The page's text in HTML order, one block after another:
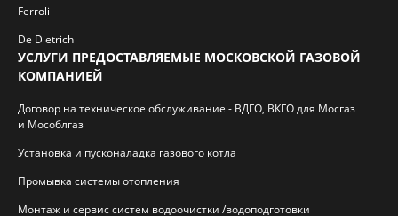
Ferroli
De Dietrich
УСЛУГИ ПРЕДОСТАВЛЯЕМЫЕ МОСКОВСКОЙ ГАЗОВОЙ
КОМПАНИЕЙ
Договор на техническое обслуживание - ВДГО, ВКГО для Мосгаз
и Мособлгаз
Установка и пусконаладка газового котла
Промывка системы отопления
Монтаж и сервис систем водоочистки /водоподготовки